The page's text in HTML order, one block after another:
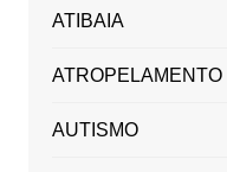
ATIBAIA
ATROPELAMENTO
AUTISMO